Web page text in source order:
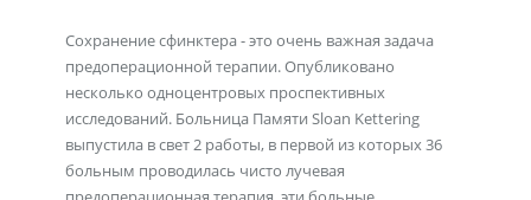
Сохранение сфинктера - это очень важная задача
предоперационной терапии. Опубликовано
несколько одноцентровых проспективных
исследований. Больница Памяти Sloan Kettering
выпустила в свет 2 работы, в первой из которых 36
больным проводилась чисто лучевая